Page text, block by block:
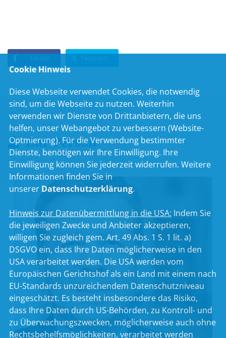
Twittern
Zur Person
Cookie Hinweis
Diese Webseite verwendet Cookies, die notwendig
sind, um die Webseite zu nutzen. Weiterhin
verwenden wir Dienste von Drittanbietern, die uns
helfen, unser Webangebot zu verbessern (Website-
Optmierung). Für die Verwendung bestimmter
Dienste, benötigen wir Ihre Einwilligung. Ihre
Einwilligung können Sie jederzeit widerrufen. Weitere
Informationen finden Sie in
unserer Datenschutzerklärung.
Hinweis zur Datenübermittlung in die USA: Indem Sie
die jeweiligen Zwecke und Anbieter akzeptieren,
willigen Sie zugleich gem. Art. 49 Abs. 1 S. 1 lit. a)
DSGVO ein, dass Ihre Daten möglicherweise in den
USA verarbeitet werden. Die USA werden vom
Europäischen Gerichtshof als ein Land mit einem nach
EU-Standards unzureichendem Datenschutzniveau
eingeschätzt. Es besteht insbesondere das Risiko,
dass Ihre Daten durch US-Behörden, zu Kontroll- und
zu Überwachungszwecken, möglicherweise auch ohne
Rechtsbehelfsmöglichkeiten, verarbeitet werden